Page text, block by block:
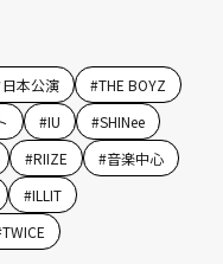
本公演 #THE BOYZ
#IU #SHINee
#RIIZE #音楽中心
#ILLIT
TWICE